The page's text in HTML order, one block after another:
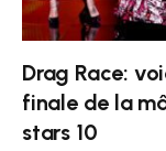
Drag Race:
finale de la
stars 10